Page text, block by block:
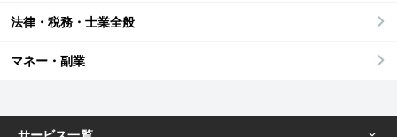
法律・税務・士業全般
マネー・副業